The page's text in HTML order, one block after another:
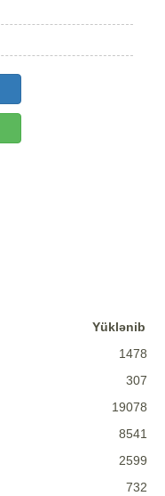
Yüklənib
1478
307
19078
8541
2599
732